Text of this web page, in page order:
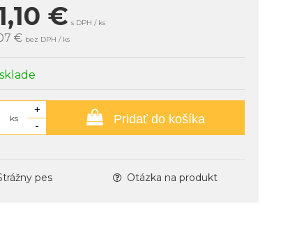
€ s DPH / ks
€ bez DPH / ks
ks
+
-
Pridať do košíka
pes Otázka na produkt